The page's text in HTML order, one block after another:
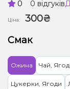
0 0 відгуків
Ціна:
300₴
Смак
Ожина Чай,
Цукерки, Ягоди